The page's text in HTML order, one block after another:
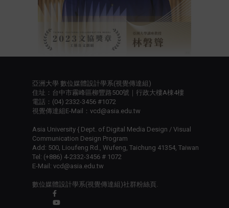
亞洲大學 數位媒體設計學系(視覺傳達組)
住址：台中市霧峰區柳豐路500號｜行政大樓A棟4樓
電話：(04) 2332-3456 #1072
視覺傳達組E-Mail：vcd@asia.edu.tw
Asia University { Dept. of Digital Media Design / Visual
Communication Design Program
Add: 500, Lioufeng Rd., Wufeng, Taichung 41354, Taiwan
Tel: (+886) 4-2332-3456 # 1072
E-Mail: vcd@asia.edu.tw
數位媒體設計學系(視覺傳達組)社群粉絲頁.